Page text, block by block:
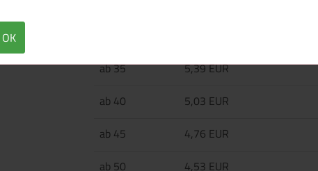
OK
ab 35
5,39 EUR
ab 40
5,03 EUR
ab 45
4,76 EUR
ab 50
4,53 EUR